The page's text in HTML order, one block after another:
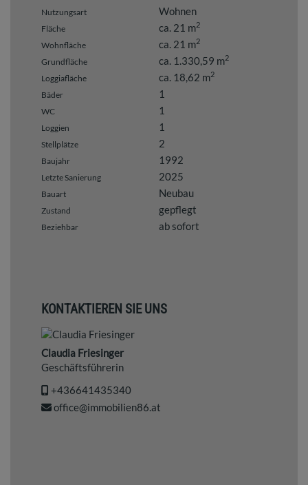
Nutzungsart Wohnen
Fläche ca. 21 m2
Wohnfläche ca. 21 m2
Grundfläche ca. 1.330,59 m2
Loggiafläche ca. 18,62 m2
Bäder 1
WC 1
Loggien 1
Stellplätze 2
Baujahr 1992
Letzte Sanierung 2025
Bauart Neubau
Zustand gepflegt
Beziehbar ab sofort
KONTAKTIEREN SIE UNS
Claudia Friesinger
Geschäftsführerin
+436641435340
office@immobilien86.at